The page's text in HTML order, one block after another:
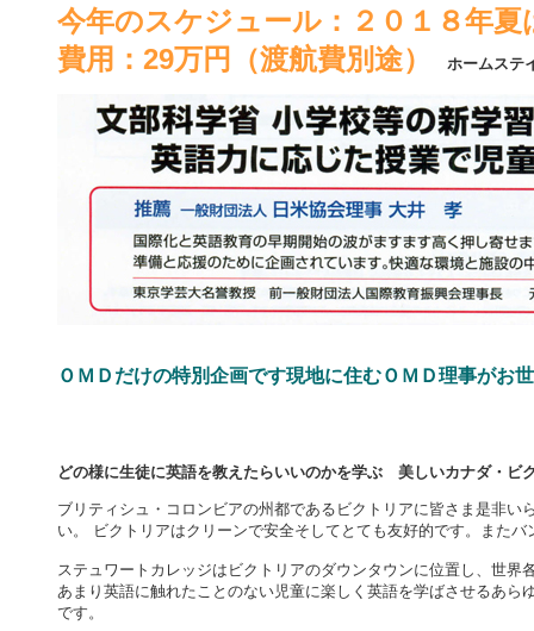
今年のスケジュール：２０１８年夏
費用：29万円（渡航費別途）
ホームステ
ＯＭＤだけの特別企画です現地に住むＯＭＤ理事がお
どの様に生徒に英語を教えたらいいのかを学ぶ 美しいカナダ・ビ
ブリティシュ・コロンビアの州都であるビクトリアに皆さま是非
い。 ビクトリアはクリーンで安全そしてとても友好的です。また
ステュワートカレッジはビクトリアのダウンタウンに位置し、世
あまり英語に触れたことのない児童に楽しく英語を学ばさせるあら
です。